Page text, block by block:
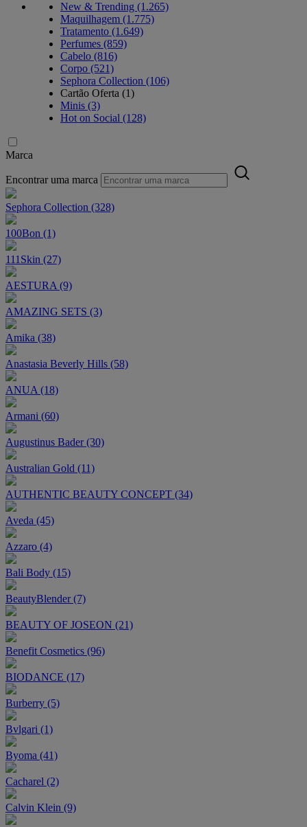
New & Trending (1.265)
Maquilhagem (1.775)
Tratamento (1.649)
Perfumes (859)
Cabelo (816)
Corpo (521)
Sephora Collection (106)
Cartão Oferta (1)
Minis (3)
Hot on Social (128)
Marca
Encontrar uma marca
Sephora Collection (328)
100Bon (1)
111Skin (27)
AESTURA (9)
AMAZING SETS (3)
Amika (38)
Anastasia Beverly Hills (58)
ANUA (18)
Armani (60)
Augustinus Bader (30)
Australian Gold (11)
AUTHENTIC BEAUTY CONCEPT (34)
Aveda (45)
Azzaro (4)
Bali Body (15)
BeautyBlender (7)
BEAUTY OF JOSEON (21)
Benefit Cosmetics (96)
BIODANCE (17)
Burberry (5)
Bvlgari (1)
Byoma (41)
Cacharel (2)
Calvin Klein (9)